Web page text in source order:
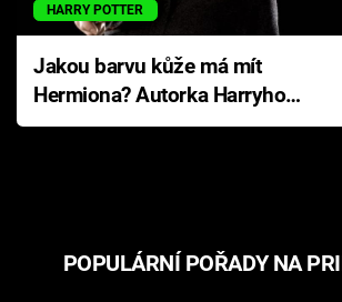
HARRY POTTER
Jakou barvu kůže má mít
Hermiona? Autorka Harryho
Pottera přišla s ráznou
POPULÁRNÍ POŘADY NA